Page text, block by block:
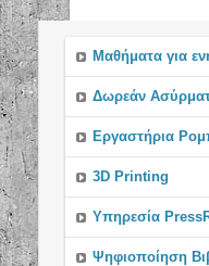
Μαθήματα για
Δωρεάν
Εργαστήρια
3D Printing
Υπηρεσία
Ψηφιοποίηση